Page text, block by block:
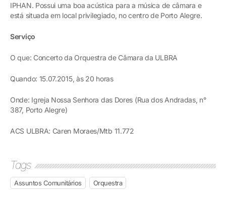
IPHAN. Possui uma boa acústica para a música de câmara e
está situada em local privilegiado, no centro de Porto Alegre.
Serviço
O que: Concerto da Orquestra de Câmara da ULBRA
Quando: 15.07.2015, às 20 horas
Onde: Igreja Nossa Senhora das Dores (Rua dos Andradas, n°
387, Porto Alegre)
ACS ULBRA: Caren Moraes/Mtb 11.772
Tags
Assuntos Comunitários Orquestra